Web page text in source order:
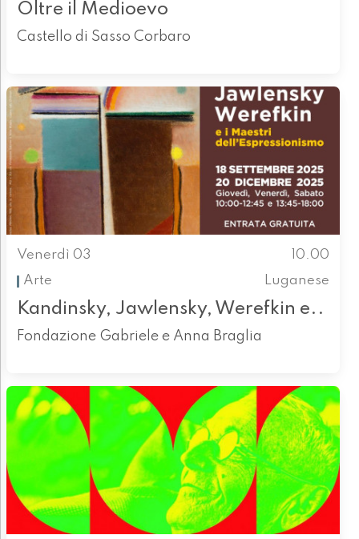
Oltre il Medioevo
Castello di Sasso Corbaro
Venerdì 03
10.00
Arte
Luganese
Kandinsky, Jawlensky, Werefkin e..
Fondazione Gabriele e Anna Braglia